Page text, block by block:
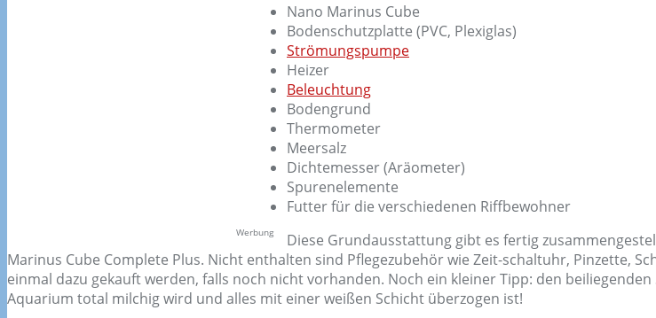
Werbung
Nano Marinus Cube
Bodenschutzplatte (PVC, Plexiglas)
Strömungspumpe
Heizer
Beleuchtung
Bodengrund
Thermometer
Meersalz
Dichtemesser (Aräometer)
Spurenelemente
Futter für die verschiedenen Riffbewohner
Diese Grundausstattung gibt es fertig
Marinus Cube Complete Plus. Nicht enthalten sind Pflegezubehör wie Zeit-schaltuhr, Pinzette,
einmal dazu gekauft werden, falls noch nicht vorhanden. Noch ein kleiner Tipp: den
Aquarium total milchig wird und alles mit einer weißen Schicht überzogen ist!